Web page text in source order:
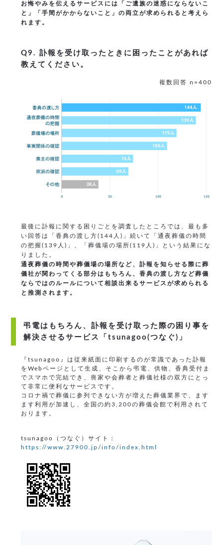
お悔やみを伝えるサービスには「ご遺族の迷惑にならないこ
と」「手間がかからないこと」の両立が求められると考えら
れます。
Q9. 訃報を受け取ったときに困ったことがあれば
教えてください。
複数回答 n=400
最後に訃報に関する困りごとを調査したところでは、最も多
い回答は「香典の渡し方(144人)」続いて「通夜葬儀の時間
の把握(139人)」、「葬儀場の場所(119人)」という結果にな
りました。
通夜葬儀の時間や葬儀場の場所など、訃報を知らせる際に葬
儀社が関わってくる部分はもちろん、香典の渡し方など葬儀
ならではのルールについて相談出来るサービスが求められる
と推測されます。
弔電はもちろん、訃報を受け取った際の困り事を
解決させるサービス「tsunagoo(つなぐ)」
『tsunagoo』は従来紙面に印刷するのが常識であった訃報
をWebページとして生成、そこから弔電、供物、香典受付ま
でスマホで完結でき、喪家や会葬者と葬儀社様の双方にとっ
て非常に便利なサービスです。
コロナ禍で葬儀に参列できない方が増えた葬儀業界で、ます
ます利用が加速し、全国の約3,200の葬儀会館で利用されて
おります。
tsunagoo（つなぐ）サイト：
https://www.27900.jp/info/index.html